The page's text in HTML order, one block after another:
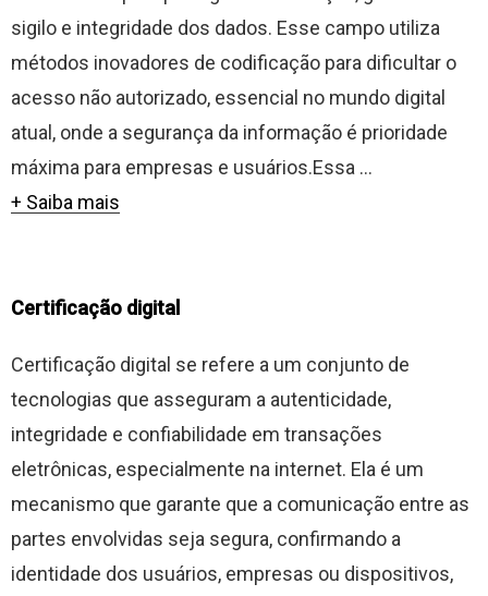
sigilo e integridade dos dados. Esse campo utiliza
métodos inovadores de codificação para dificultar o
acesso não autorizado, essencial no mundo digital
atual, onde a segurança da informação é prioridade
máxima para empresas e usuários.Essa ...
+ Saiba mais
Certificação digital
Certificação digital se refere a um conjunto de
tecnologias que asseguram a autenticidade,
integridade e confiabilidade em transações
eletrônicas, especialmente na internet. Ela é um
mecanismo que garante que a comunicação entre as
partes envolvidas seja segura, confirmando a
identidade dos usuários, empresas ou dispositivos,